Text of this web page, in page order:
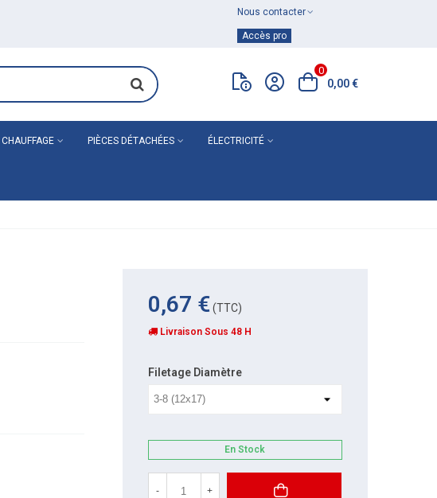
Nous contacter
Accès pro
0
0,00 €
CHAUFFAGE PIÈCES DÉTACHÉES ÉLECTRICITÉ
0,67 €(TTC)
Livraison Sous 48 H
Filetage Diamètre
En Stock
- +